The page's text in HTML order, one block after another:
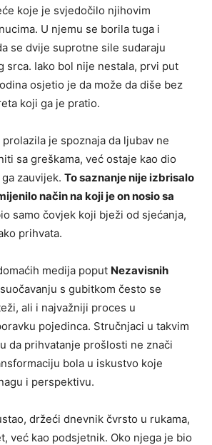
koje je svjedočilo njihovim
U njemu se borila tuga i
se dvije suprotne sile sudaraju
srca. Iako bol nije nestala, prvi put
osjetio je da može da diše bez
koji ga je pratio.
je spoznaja da ljubav ne
sa greškama, već ostaje kao dio
zauvijek. To saznanje nije izbrisalo
način na koji je on nosio sa
samo čovjek koji bježi od sjećanja,
prihvata.
medija poput Nezavisnih
s gubitkom često se
ali i najvažniji proces u
pojedinca. Stručnjaci u takvim
da prihvatanje prošlosti ne znači
bola u iskustvo koje
i perspektivu.
držeći dnevnik čvrsto u rukama,
već kao podsjetnik. Oko njega je bio